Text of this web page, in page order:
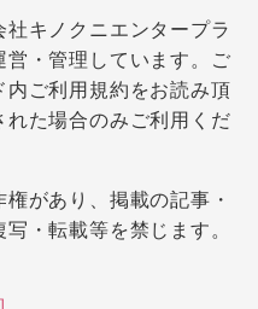
キノクニエンタープラ
・管理しています。ご
ご利用規約をお読み頂
れた場合のみご利用くだ
があり、掲載の記事・
・転載等を禁じます。